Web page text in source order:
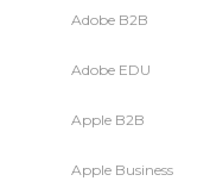
Adobe B2B
Adobe EDU
Apple B2B
Apple Business